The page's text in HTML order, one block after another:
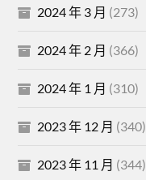
2024 年 3 月 (273)
2024 年 2 月 (366)
2024 年 1 月 (310)
2023 年 12 月 (340)
2023 年 11 月 (344)